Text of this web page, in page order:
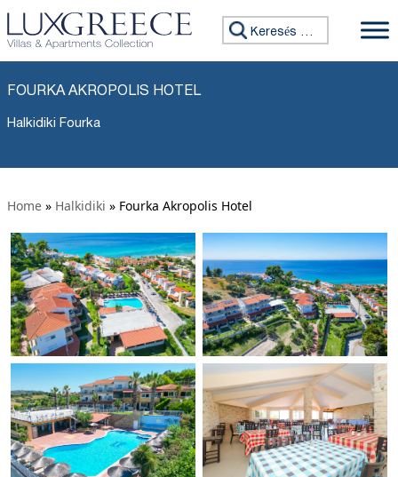
Keresés:
FOURKA AKROPOLIS HOTEL
Halkidiki Fourka
Home » Halkidiki » Fourka Akropolis Hotel